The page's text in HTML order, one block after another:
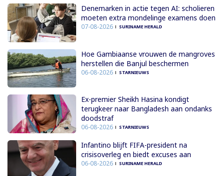
Denemarken in actie tegen AI: scholieren
moeten extra mondelinge examens doen
07-08-2026 SURINAME HERALD
Hoe Gambiaanse vrouwen de mangroves
herstellen die Banjul beschermen
06-08-2026 STARNIEUWS
Ex-premier Sheikh Hasina kondigt
terugkeer naar Bangladesh aan ondanks
doodstraf
06-08-2026 STARNIEUWS
Infantino blijft FIFA-president na
crisisoverleg en biedt excuses aan
06-08-2026 SURINAME HERALD